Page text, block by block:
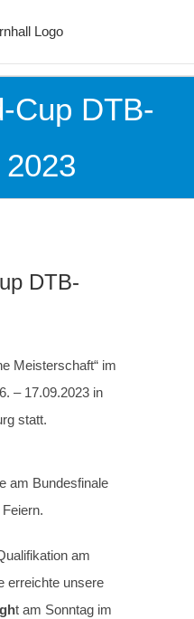
Cup DTB-
DTB-
Meisterschaft“ im
– 17.09.2023 in
statt.
am Bundesfinale
am
erreichte unsere
t am Sonntag im